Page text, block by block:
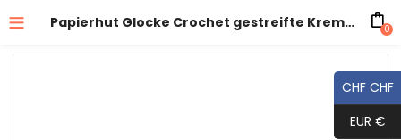
Papierhut Glocke Crochet gestreifte Krempe 0
CHF CHF
EUR €